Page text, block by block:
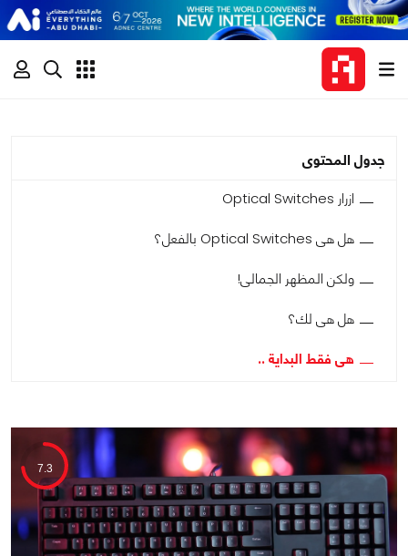
جدول المحتوى
ازرار Optical Switches
هل هى Optical Switches بالفعل؟
ولكن المظهر الجمالى!
هل هى لك؟
هى فقط البداية ..
7.3